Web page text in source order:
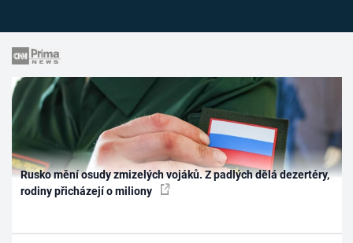
Rusko mění osudy zmizelých vojáků. Z padlých dělá dezertéry,
rodiny přicházejí o miliony